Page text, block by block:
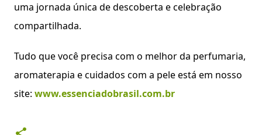
uma jornada única de descoberta e celebração
compartilhada.
Tudo que você precisa com o melhor da perfumaria,
aromaterapia e cuidados com a pele está em nosso
site: www.essenciadobrasil.com.br